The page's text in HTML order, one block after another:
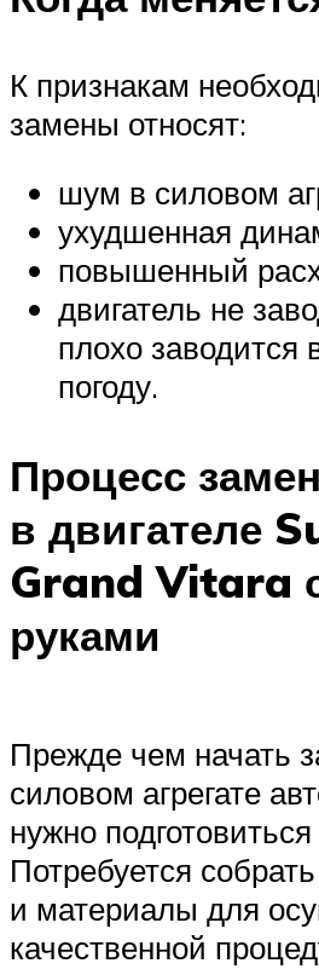
Меню
К признакам
замены относят:
шум в силовом
ухудшенная
повышенный
двигатель не
плохо заводится
погоду.
Процесс
в двигателе
Grand Vitara
руками
Прежде чем начать
силовом агрегате
нужно
Потребуется
и материалы для
качественной